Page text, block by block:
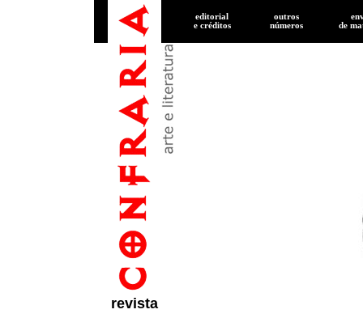
revista
editorial
e créditos
outros
números
de